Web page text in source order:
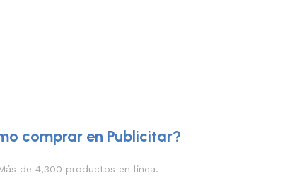
comprar en Publicitar?
de 4,300 productos en línea.